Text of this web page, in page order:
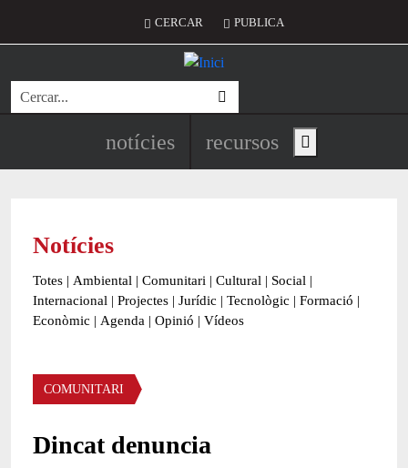
Menú del compte d'usuari
CERCAR PUBLICA
Cerca
Navegació principal de
notícies recursos Show main menu
Notícies
Totes | Ambiental | Comunitari | Cultural | Social |
Internacional | Projectes | Jurídic | Tecnològic | Formació |
Econòmic | Agenda | Opinió | Vídeos
Àmbit de la notícia
COMUNITARI
Dincat denuncia